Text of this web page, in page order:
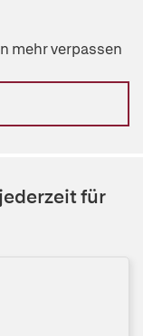
mehr verpassen
für